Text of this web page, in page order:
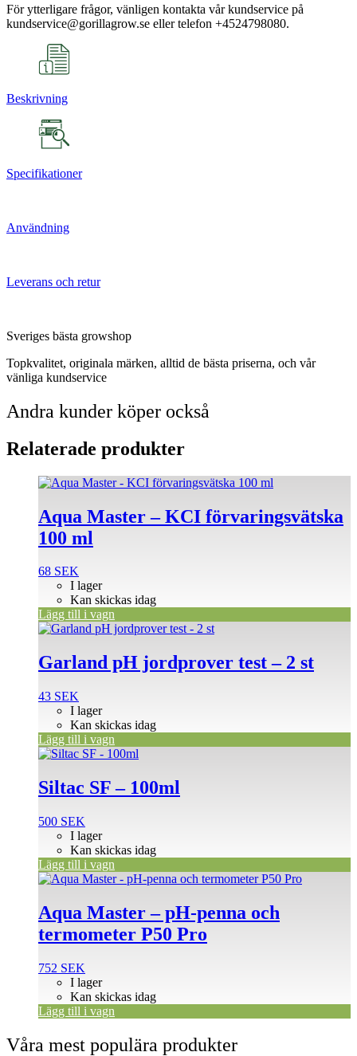
För ytterligare frågor, vänligen kontakta vår kundservice på
kundservice@gorillagrow.se eller telefon +4524798080.
Beskrivning
Specifikationer
Användning
Leverans och retur
Sveriges bästa growshop
Topkvalitet, originala märken, alltid de bästa priserna, och vår
vänliga kundservice
Andra kunder köper också
Relaterade produkter
Aqua Master – KCI förvaringsvätska
100 ml
68 SEK
I lager
Kan skickas idag
Lägg till i vagn
Garland pH jordprover test – 2 st
43 SEK
I lager
Kan skickas idag
Lägg till i vagn
Siltac SF – 100ml
500 SEK
I lager
Kan skickas idag
Lägg till i vagn
Aqua Master – pH-penna och
termometer P50 Pro
752 SEK
I lager
Kan skickas idag
Lägg till i vagn
Våra mest populära produkter